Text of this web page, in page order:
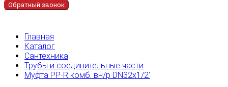
Обратный звонок
Главная
Каталог
Сантехника
Трубы и соединительные части
Муфта PP-R комб. вн/р DN32х1/2'